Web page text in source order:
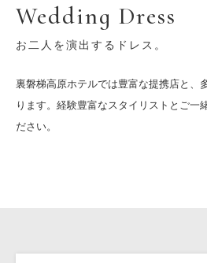
Wedding Dress
お二人を演出するドレス。
裏磐梯高原ホテルでは豊富な提携店と、
ります。経験豊富なスタイリストとご一
ださい。